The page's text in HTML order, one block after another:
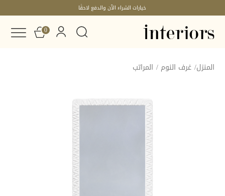
خيارات الشراء الآن والدفع لاحقًا
0
المنزل/ غرف النوم / المراتب